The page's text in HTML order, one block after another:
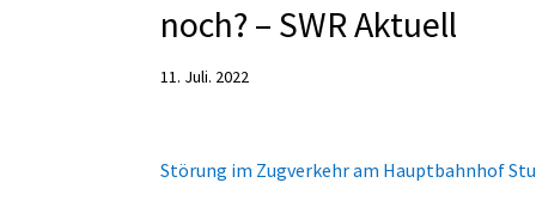
noch? – SWR Aktuell
11. Juli. 2022
Störung im Zugverkehr am Hauptbahnhof